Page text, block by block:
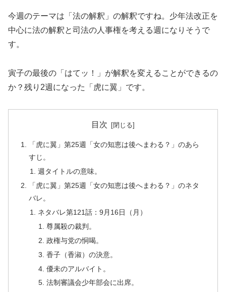
今週のテーマは「法の解釈」の解釈ですね。少年法改正を
中心に法の解釈と司法の人事権を考える週になりそうで
す。
寅子の最後の「はてッ！」が解釈を変えることができるの
か？残り2週になった「虎に翼」です。
目次
「虎に翼」第25週「女の知恵は後へまわる？」のあら
すじ。
週タイトルの意味。
「虎に翼」第25週「女の知恵は後へまわる？」のネタ
バレ。
ネタバレ第121話：9月16日（月）
尊属殺の裁判。
政権与党の恫喝。
香子（香淑）の決意。
優未のアルバイト。
法制審議会少年部会に出席。